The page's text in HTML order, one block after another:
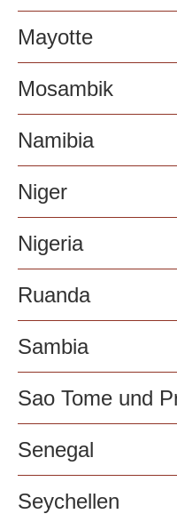
Mayotte
Mosambik
Namibia
Niger
Nigeria
Ruanda
Sambia
Sao Tome und
Senegal
Seychellen